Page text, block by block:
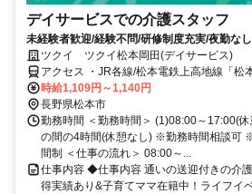
デイサービスでの介護スタッフ
未経験者歓迎/経験不問/研修制度充実/夜勤な
介護スタッフ求人】
ツクイ ツクイ松本岡田(デイサービス)
アクセス ・JR各線/松本電鉄上高地線「松
時給1,109円～1,140円
長野県松本市
勤務時間 ＜勤務時間＞ (1)08:00～17:00(
の間の4時間(休憩なし) ※勤務時間相談可
間制 ＜仕事の流れ＞ 08:00～...
仕事内容 ◆仕事内容 通いの送迎付きの介
得実績あり&子育てママ在籍中！ライフイ